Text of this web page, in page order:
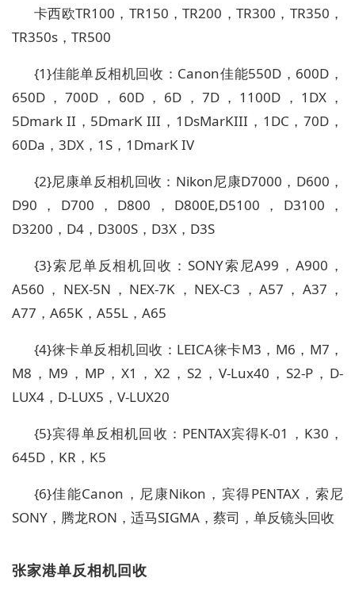
卡西欧TR100，TR150，TR200，TR300，TR350，
TR350s，TR500
{1}佳能单反相机回收：Canon佳能550D，600D，
650D，700D，60D，6D，7D，1100D，1DX，
5Dmark II，5DmarK III，1DsMarKIII，1DC，70D，
60Da，3DX，1S，1DmarK IV
{2}尼康单反相机回收：Nikon尼康D7000，D600，
D90，D700，D800，D800E,D5100，D3100，
D3200，D4，D300S，D3X，D3S
{3}索尼单反相机回收：SONY索尼A99，A900，
A560，NEX-5N，NEX-7K，NEX-C3，A57，A37，
A77，A65K，A55L，A65
{4}徕卡单反相机回收：LEICA徕卡M3，M6，M7，
M8，M9，MP，X1，X2，S2，V-Lux40，S2-P，D-
LUX4，D-LUX5，V-LUX20
{5}宾得单反相机回收：PENTAX宾得K-01，K30，
645D，KR，K5
{6}佳能Canon，尼康Nikon，宾得PENTAX，索尼
SONY，腾龙RON，适马SIGMA，蔡司，单反镜头回收
张家港单反相机回收